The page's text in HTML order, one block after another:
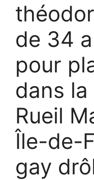
de 34
pour
dans
Rueil
Île-de-
gay